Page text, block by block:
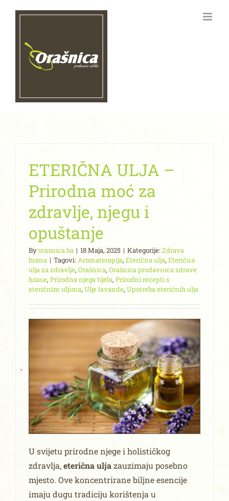
ETERIČNA ULJA –
Prirodna moć za
zdravlje, njegu i
opuštanje
Byorasnica.ba | 18 Maja, 2025 | Kategorije:Zdrava
hrana | Tagovi:Aromaterapija, Eterična ulja, Eterična
ulja za zdravlje, Orašnica, Orašnica prodavnica zdrave
hrane, Prirodna njega tijela, Prirodni recepti s
eteričnim uljima, Ulje lavande, Upotreba eteričnih ulja
U svijetu prirodne njege i holističkog
zdravlja,eterična uljazauzimaju posebno
mjesto. Ove koncentrirane biljne esencije
imaju dugu tradiciju korištenja u